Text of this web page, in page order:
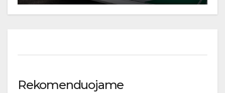
Rekomenduojame